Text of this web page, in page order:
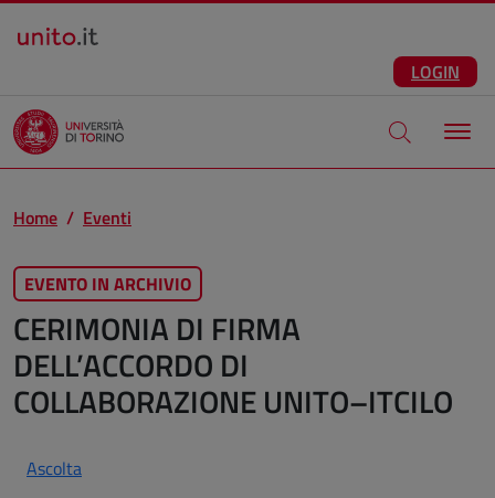
Salta al contenuto principale
LOGIN
Apri modale
Home Eventi
EVENTO IN ARCHIVIO
CERIMONIA DI FIRMA
DELL’ACCORDO DI
COLLABORAZIONE UNITO–ITCILO
Ascolta